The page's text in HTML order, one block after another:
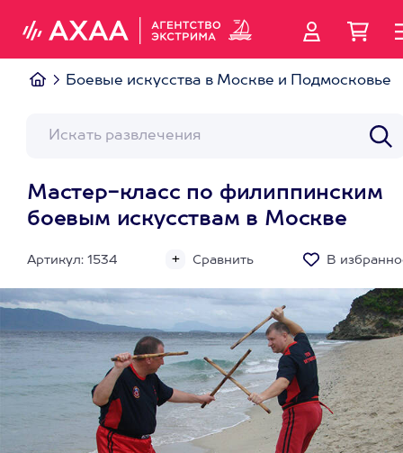
Боевые искусства в Москве и Подмосковье
Мастер-класс по филиппинским
боевым искусствам в Москве
Артикул: 1534 Сравнить В